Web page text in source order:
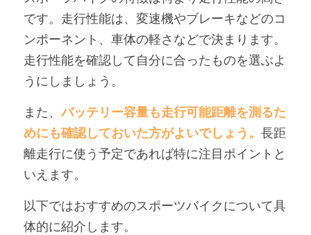
です。走行性能は、変速機やブレーキなどのコ
ンポーネント、車体の軽さなどで決まります。
走行性能を確認して自分に合ったものを選ぶよ
うにしましょう。
また、バッテリー容量も走行可能距離を測るた
めにも確認しておいた方がよいでしょう。 長距
離走行に使う予定であれば特に注目ポイントと
いえます。
以下ではおすすめのスポーツバイクについて具
体的に紹介します。